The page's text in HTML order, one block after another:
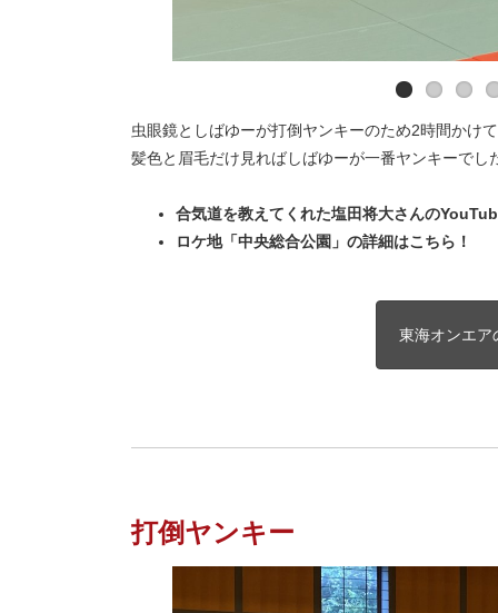
虫眼鏡としばゆーが打倒ヤンキーのため2時間かけ
髪色と眉毛だけ見ればしばゆーが一番ヤンキーでし
合気道を教えてくれた塩田将大さんの
ロケ地「中央総合公園」の詳細はこちら！
東海オンエア
打倒ヤンキー